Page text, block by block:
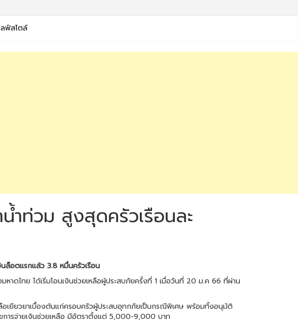
ลฟ์สไตล์
ำท่วม สูงสุดครัวเรือนละ
ล็อตแรกแล้ว 3.8 หมื่นครัวเรือน
าดไทย ได้เริ่มโอนเงินช่วยเหลือผู้ประสบภัยครั้งที่ 1 เมื่อวันที่ 20 ม.ค 66 ที่ผ่าน
อเยียวยาเบื้องต้นแก่ครอบครัวผู้ประสบอุทกภัยเป็นกรณีพิเศษ พร้อมทั้งอนุมัติ
ารจ่ายเงินช่วยเหลือ มีอัตราตั้งแต่ 5,000-9,000 บาท